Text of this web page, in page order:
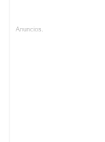
Anuncios.